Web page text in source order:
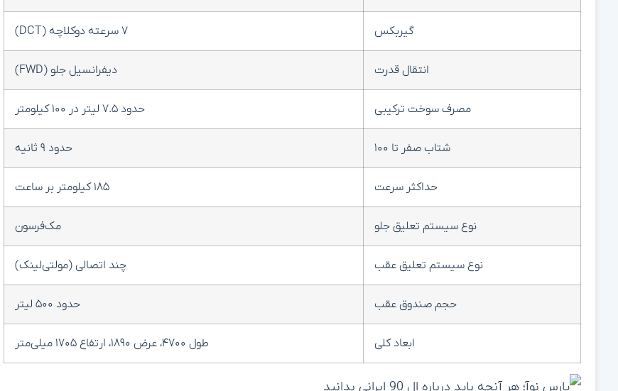
گیربکس ۷ سرعته دوکلاچه (DCT)
انتقال قدرت دیفرانسیل جلو (FWD)
مصرف سوخت ترکیبی حدود ۷.۵ لیتر در ۱۰۰ کیلومتر
شتاب صفر تا ۱۰۰ حدود ۹ ثانیه
حداکثر سرعت ۱۸۵ کیلومتر بر ساعت
نوع سیستم تعلیق جلو مک‌فرسون
نوع سیستم تعلیق عقب چند اتصالی (مولتی‌لینک)
حجم صندوق عقب حدود ۵۰۰ لیتر
ابعاد کلی طول ۴۷۰۰، عرض ۱۸۹۰، ارتفاع ۱۷۰۵ میلی‌متر